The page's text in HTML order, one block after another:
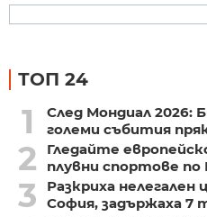
ТОП 24
1
След Мондиал 2026:
големи събития
2
Гледайте
плувни спортове по
3
Разкриха нелегален
София, задържаха 7